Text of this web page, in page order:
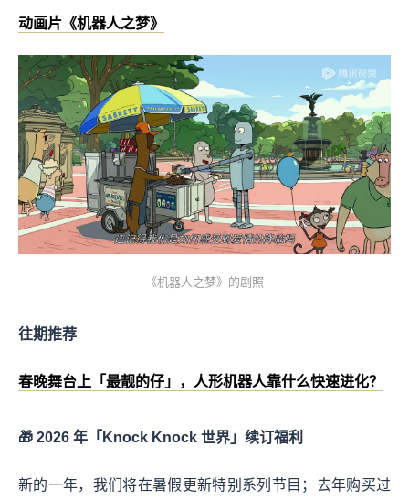
动画片《机器人之梦》
《机器人之梦》的剧照
往期推荐
春晚舞台上「最靓的仔」，人形机器人靠什么快速进化？
🎁 2026 年「Knock Knock 世界」续订福利
新的一年，我们将在暑假更新特别系列节目；去年购买过